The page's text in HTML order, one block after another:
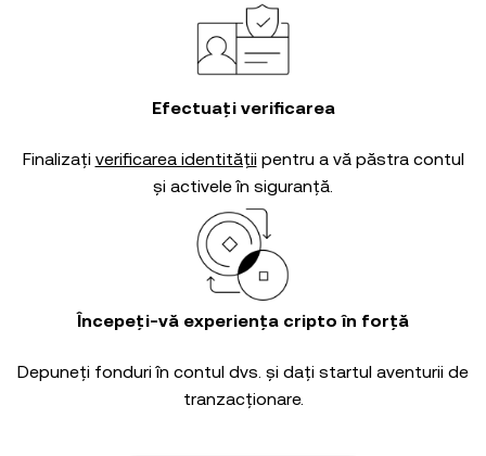
Efectuați verificarea
Finalizați verificarea identității pentru a vă păstra contul
și activele în siguranță.
Începeți-vă experiența cripto în forță
Depuneți fonduri în contul dvs. și dați startul aventurii de
tranzacționare.